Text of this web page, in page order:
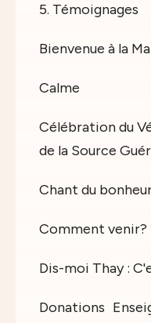
5. Témoignages
Bienvenue à la
Calme
Célébration du
de la Source
Chant du
Comment venir?
Dis-moi Thay :
Donations